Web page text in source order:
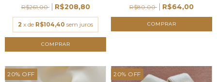
R$261,00
R$208,80
2 x de R$104,40 sem juros
R$80,00
R$64,00
20% OFF 20% OFF